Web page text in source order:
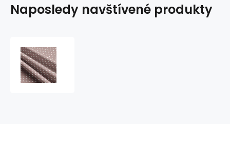
Naposledy navštívené produkty